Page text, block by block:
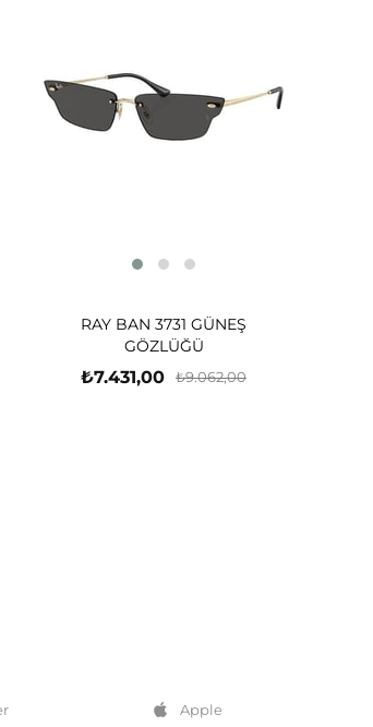
RAY BAN 3731 GÜNEŞ
GÖZLÜĞÜ
₺7.431,00 ₺9.062,00
Apple